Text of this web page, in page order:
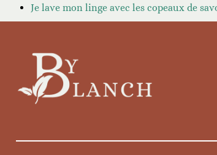
Je lave mon linge avec les copeaux de